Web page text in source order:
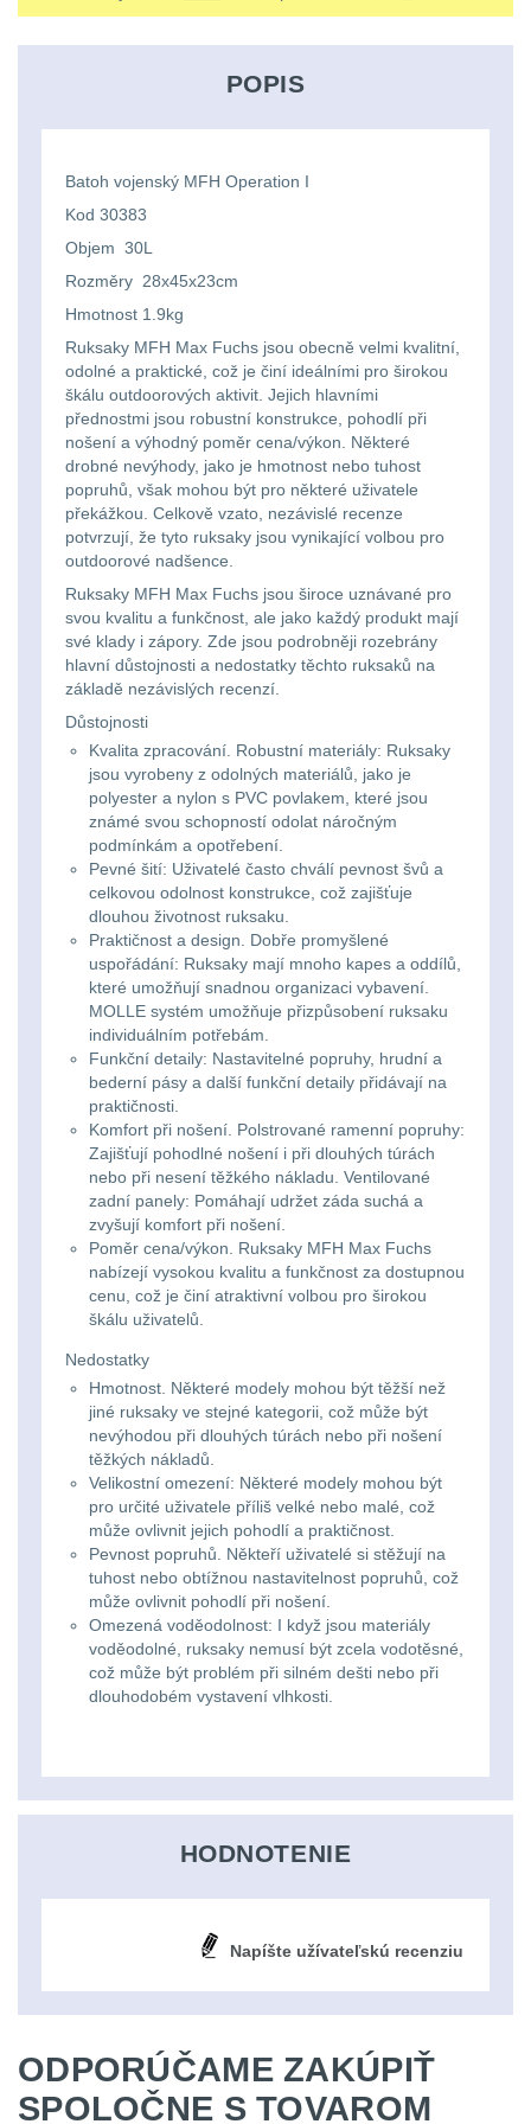
Kontakty
Objednávky
990
1000
2000
Nad
2000
Svítilny
pro
AA/AAA/14500
baterie
Svítilny
18650
baterie
Svítilny
21700
baterie
Svítilny
baterie
Svítilny
CR123A
nebo
16340
svietidlá
Lucerny
a
Dětské
Brašne
tašky
Ledvinky
Duffle
bagy
Univerzalní
tašky
Přepravne
tašky
zbraně
Hydratační
vaky
Pouzdra
Kapsy
Peněženky
Doplňky
batohům
a
poutka
dlouhé
vzdálenosti
Multi-
range
Krátka
střední
vzdálenost
Monokuláry
Príslušenstvo
optiku
Čepice,
kukly,
šátky
Chrániče
sluchu
Nášivky
Ostatní
Nad 2000 lm9
AA/AAA/14500 Li-Ion
baterie3
Svítilny pro 18650
baterie 8
Svítilny pro 21700
baterie
Svítilny pro 26650
baterie1
Svítilny pro CR123A
nebo Li-ion 16340
baterie5
Čelové svetlá - čelovky
Taktické svietidlá10
Lucerny a kempingové
Potápačské svetlá2
Kapesní svítilny4
Policejní svítilny4
Vyhledávací svítilny5
Lovecké svítilny1
Nabíjacie baterky6
Svietidlá s magnetom
Svietidlá CRI≥901
Laserové značkovače9
Držiaky a
príslušenstvo34
186501
14500 / AA / AAA4
16340 a CR1231
Nabíjačky9
Náhradné diely7
Turistické a expediční38
Méně než 10 L13
10 - 20 L26
20 - 30 L103
POPIS
Batoh vojenský MFH Operation I
Kod 30383
Objem 30L
Rozměry 28x45x23cm
Hmotnost 1.9kg
Ruksaky MFH Max Fuchs jsou obecně velmi kvalitní,
odolné a praktické, což je činí ideálními pro širokou
škálu outdoorových aktivit. Jejich hlavními
přednostmi jsou robustní konstrukce, pohodlí při
nošení a výhodný poměr cena/výkon. Některé
drobné nevýhody, jako je hmotnost nebo tuhost
popruhů, však mohou být pro některé uživatele
překážkou. Celkově vzato, nezávislé recenze
potvrzují, že tyto ruksaky jsou vynikající volbou pro
outdoorové nadšence.
Ruksaky MFH Max Fuchs jsou široce uznávané pro
svou kvalitu a funkčnost, ale jako každý produkt mají
své klady i zápory. Zde jsou podrobněji rozebrány
hlavní důstojnosti a nedostatky těchto ruksaků na
základě nezávislých recenzí.
Důstojnosti
Kvalita zpracování. Robustní materiály: Ruksaky
jsou vyrobeny z odolných materiálů, jako je
polyester a nylon s PVC povlakem, které jsou
známé svou schopností odolat náročným
podmínkám a opotřebení.
Pevné šití: Uživatelé často chválí pevnost švů a
celkovou odolnost konstrukce, což zajišťuje
dlouhou životnost ruksaku.
Praktičnost a design. Dobře promyšlené
uspořádání: Ruksaky mají mnoho kapes a oddílů,
které umožňují snadnou organizaci vybavení.
MOLLE systém umožňuje přizpůsobení ruksaku
individuálním potřebám.
Funkční detaily: Nastavitelné popruhy, hrudní a
bederní pásy a další funkční detaily přidávají na
praktičnosti.
Komfort při nošení. Polstrované ramenní popruhy:
Zajišťují pohodlné nošení i při dlouhých túrách
nebo při nesení těžkého nákladu. Ventilované
zadní panely: Pomáhají udržet záda suchá a
zvyšují komfort při nošení.
Poměr cena/výkon. Ruksaky MFH Max Fuchs
nabízejí vysokou kvalitu a funkčnost za dostupnou
cenu, což je činí atraktivní volbou pro širokou
škálu uživatelů.
Nedostatky
Hmotnost. Některé modely mohou být těžší než
jiné ruksaky ve stejné kategorii, což může být
nevýhodou při dlouhých túrách nebo při nošení
těžkých nákladů.
Velikostní omezení: Některé modely mohou být
pro určité uživatele příliš velké nebo malé, což
může ovlivnit jejich pohodlí a praktičnost.
Pevnost popruhů. Někteří uživatelé si stěžují na
tuhost nebo obtížnou nastavitelnost popruhů, což
může ovlivnit pohodlí při nošení.
Omezená voděodolnost: I když jsou materiály
voděodolné, ruksaky nemusí být zcela vodotěsné,
což může být problém při silném dešti nebo při
dlouhodobém vystavení vlhkosti.
HODNOTENIE
Napíšte užívateľskú recenziu
ODPORÚČAME ZAKÚPIŤ
SPOLOČNE S TOVAROM